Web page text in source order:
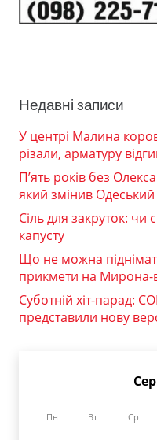
Недавні записи
У центрі Малина
різали, арматуру
П’ять років без
який змінив
Сіль для закруток: чи
капусту
Що не можна
прикмети на Мирона-
Суботній хіт-парад:
представили нову
Пн Вт Ср